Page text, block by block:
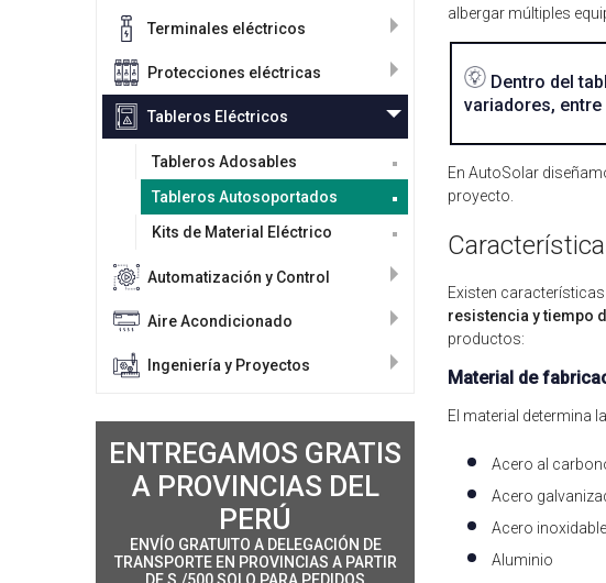
Terminales eléctricos
Protecciones eléctricas
Tableros Eléctricos
Tableros Adosables
Tableros Autosoportados
Kits de Material Eléctrico
Automatización y Control
Aire Acondicionado
Ingeniería y Proyectos
ENTREGAMOS GRATIS
A PROVINCIAS DEL
PERÚ
ENVÍO GRATUITO A DELEGACIÓN DE
TRANSPORTE EN PROVINCIAS A PARTIR
albergar múltiples
Dentro del
variadores,
En AutoSolar
proyecto.
Existen
resistencia y tiempo
productos:
Material de
El material determina
Acero al
Acero
Acero inoxidable
Aluminio